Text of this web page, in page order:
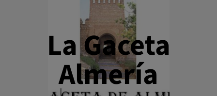
La Gaceta
Almería